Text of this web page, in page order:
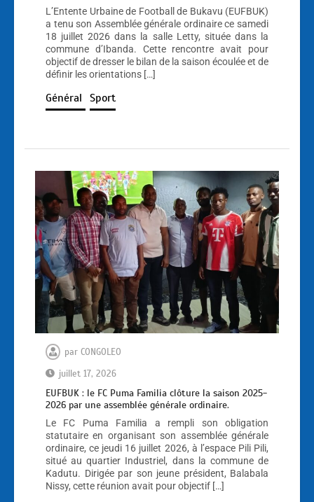
L’Entente Urbaine de Football de Bukavu (EUFBUK)
a tenu son Assemblée générale ordinaire ce samedi
18 juillet 2026 dans la salle Letty, située dans la
commune d’Ibanda. Cette rencontre avait pour
objectif de dresser le bilan de la saison écoulée et de
définir les orientations […]
Général Sport
par CONGOLEO
juillet 17, 2026
EUFBUK : le FC Puma Familia clôture la saison 2025-
2026 par une assemblée générale ordinaire.
Le FC Puma Familia a rempli son obligation
statutaire en organisant son assemblée générale
ordinaire, ce jeudi 16 juillet 2026, à l’espace Pili Pili,
situé au quartier Industriel, dans la commune de
Kadutu. Dirigée par son jeune président, Balabala
Nissy, cette réunion avait pour objectif […]